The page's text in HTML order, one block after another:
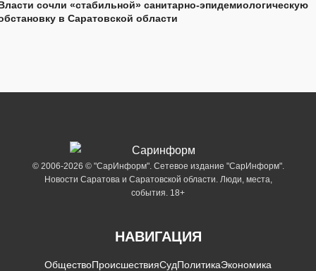
сочли «стабильной» санитарно-эпидемиологическую
в Саратовской области
© 2006-2026 © "СарИнформ". Сетевое издание "СарИнформ".
Новости Саратова и Саратовской области. Люди, места,
события. 18+
НАВИГАЦИЯ
ОбществоПроисшествияСудПолитикаЭкономика